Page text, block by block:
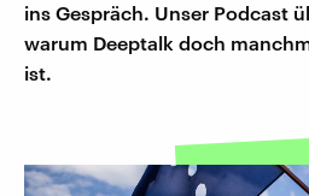
ins Gespräch. Unser Podcast
warum Deeptalk doch
ist.